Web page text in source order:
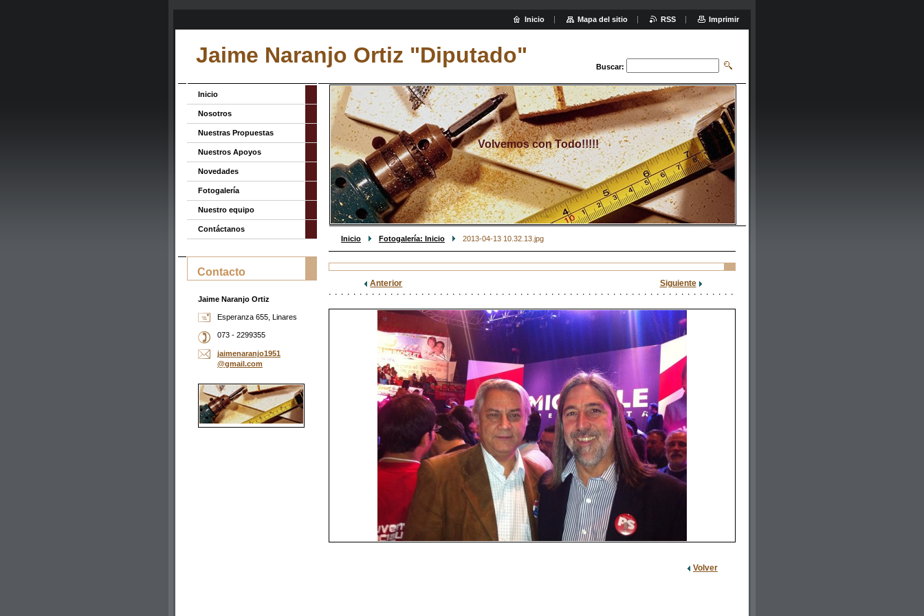
Jaime Naranjo Ortiz "Diputado" Buscar:
Volvemos con Todo!!!!!
Inicio Fotogalería: Inicio 2013-04-13 10.32.13.jpg
Anterior Siguiente
Volver
Inicio
Nosotros
Nuestras Propuestas
Nuestros Apoyos
Novedades
Fotogalería
Nuestro equipo
Contáctanos
Contacto
Jaime Naranjo Ortiz
Esperanza 655, Linares
073 - 2299355
jaimenaranjo1951
@gmail.com
Inicio Mapa del sitio RSS Imprimir